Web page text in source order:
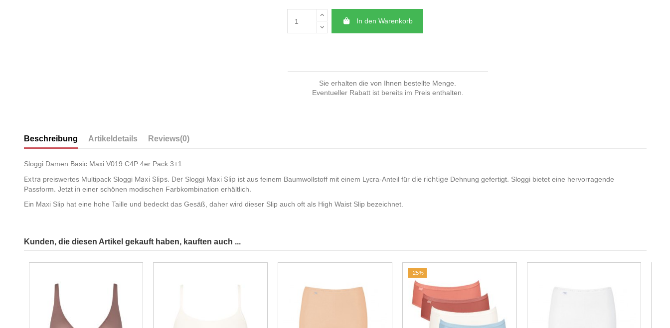
In den Warenkorb
Sie erhalten die von Ihnen bestellte Menge.
Eventueller Rabatt ist bereits im Preis enthalten.
Beschreibung Artikeldetails Reviews(0)
Sloggi Damen Basic Maxi V019 C4P 4er Pack 3+1
Extra preiswertes Multipack SloggiMaxi Slips. Der SloggiMaxi Slip ist aus feinem Baumwollstoff mit einem Lycra-Anteil fürdie richtige Dehnung gefertigt. Sloggi bietet eine hervorragende
Passform. Jetztin einer schönen modischen Farbkombination erhältlich.
Ein Maxi Slip hat eine hohe Taille und bedeckt das Gesäß, daher wird dieser Slip auch oft als High Waist Slip bezeichnet.
Kunden, die diesen Artikel gekauft haben, kauften auch ...
-25%